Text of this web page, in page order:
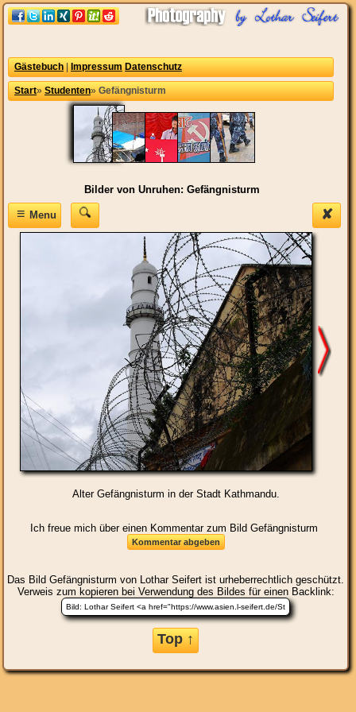
Gästebuch Impressum Datenschutz
Start» Studenten» Gefängnisturm
Bilder von Unruhen: Gefängnisturm
✘
≡Menu
Alter Gefängnisturm in der Stadt Kathmandu.
Ich freue mich über einen Kommentar zum Bild Gefängnisturm
Das Bild Gefängnisturm von Lothar Seifert ist urheberrechtlich geschützt.
Verweis zum kopieren bei Verwendung des Bildes für einen Backlink:
Top ↑